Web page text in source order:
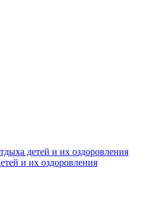
детей и их оздоровления
и их оздоровления